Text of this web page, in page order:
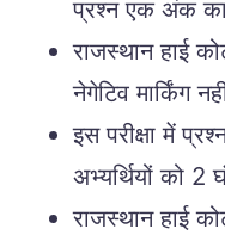
प्रश्न एक अंक का
राजस्थान हाई
नेगेटिव मार्किंग
इस परीक्षा में
अभ्यर्थियों को 2
राजस्थान हाई